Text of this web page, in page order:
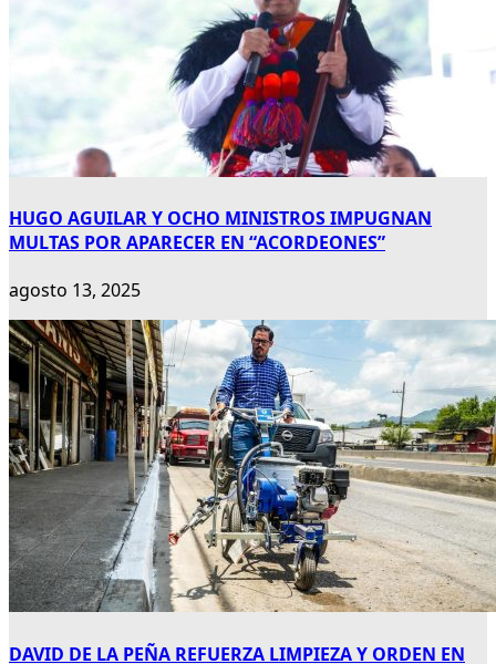
HUGO AGUILAR Y OCHO MINISTROS IMPUGNAN
MULTAS POR APARECER EN “ACORDEONES”
agosto 13, 2025
DAVID DE LA PEÑA REFUERZA LIMPIEZA Y ORDEN EN